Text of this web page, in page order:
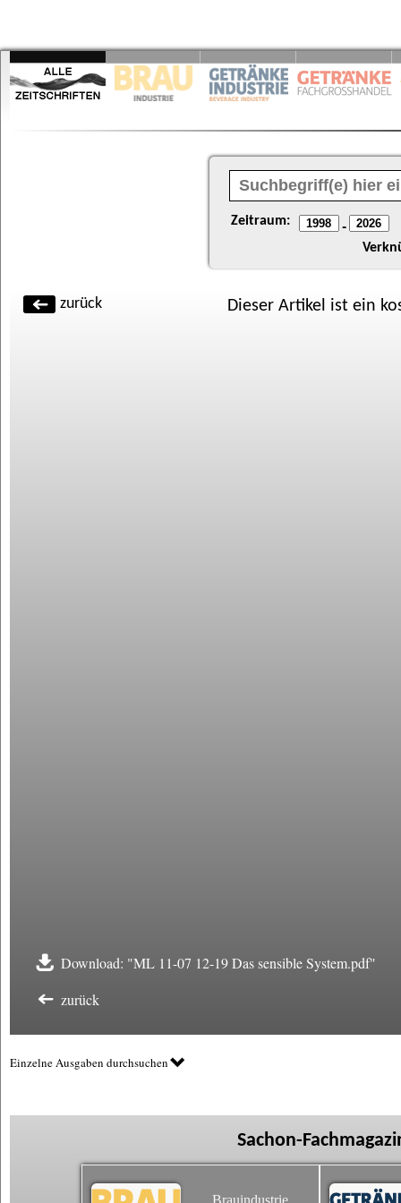
Zeitraum: -
zurück Dieser Artikel ist ein
Download: "ML 11-07 12-19 Das sensible System.pdf"
zurück
Einzelne Ausgaben durchsuchen
Sachon-
Brauindustrie